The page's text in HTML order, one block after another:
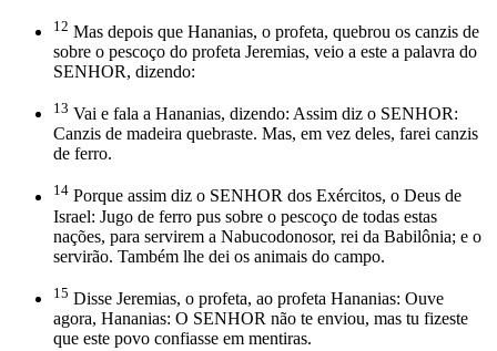
12 Mas depois que Hananias, o profeta, quebrou os canzis de
sobre o pescoço do profeta Jeremias, veio a este a palavra do
SENHOR, dizendo:
13 Vai e fala a Hananias, dizendo: Assim diz o SENHOR:
Canzis de madeira quebraste. Mas, em vez deles, farei canzis
de ferro.
14 Porque assim diz o SENHOR dos Exércitos, o Deus de
Israel: Jugo de ferro pus sobre o pescoço de todas estas
nações, para servirem a Nabucodonosor, rei da Babilônia; e o
servirão. Também lhe dei os animais do campo.
15 Disse Jeremias, o profeta, ao profeta Hananias: Ouve
agora, Hananias: O SENHOR não te enviou, mas tu fizeste
que este povo confiasse em mentiras.